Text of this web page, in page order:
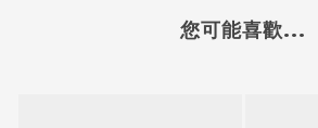
您可能喜歡...